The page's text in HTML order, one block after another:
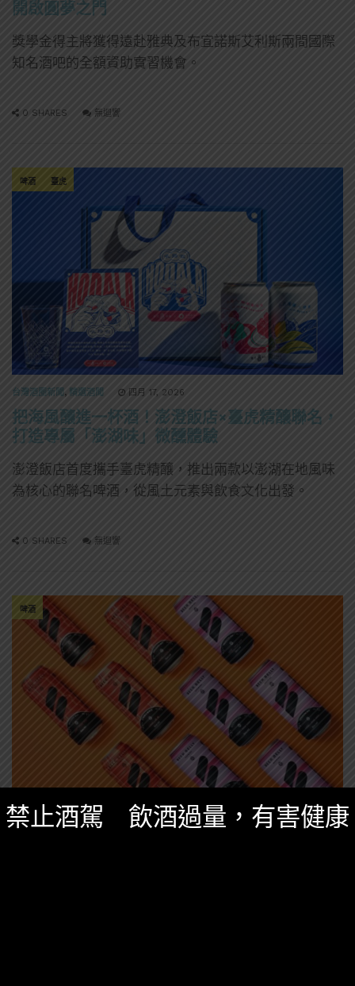
開啟圓夢之門
獎學金得主將獲得遠赴雅典及布宜諾斯艾利斯兩間國際
知名酒吧的全額資助實習機會。
0 SHARES 無迴響
啤酒 臺虎
台灣酒圈新聞 , 精選酒聞 四月 17, 2026
把海風釀進一杯酒！澎澄飯店×臺虎精釀聯名，
打造專屬「澎湖味」微醺體驗
澎澄飯店首度攜手臺虎精釀，推出兩款以澎湖在地風味
為核心的聯名啤酒，從風土元素與飲食文化出發。
0 SHARES 無迴響
啤酒
台灣酒圈新聞 ,精選酒聞 三月 1, 2023
禁止酒駕 飲酒過量，有害健康